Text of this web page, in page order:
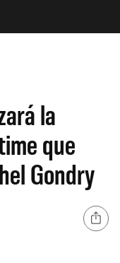
la
que
Gondry